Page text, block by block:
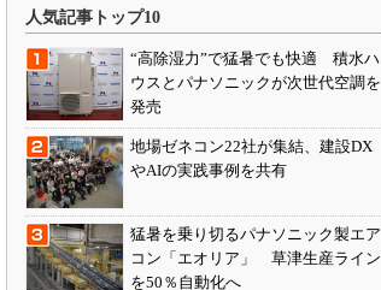
人気記事トップ10
“高除湿力”で猛暑でも快適 積水ハ
ウスとパナソニックが次世代空調を
発売
地場ゼネコン22社が集結、建設DX
やAIの実践事例を共有
猛暑を乗り切るパナソニック製エア
コン「エオリア」 草津生産ライン
を50％自動化へ